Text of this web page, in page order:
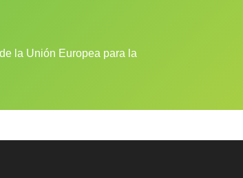
la Unión Europea para la